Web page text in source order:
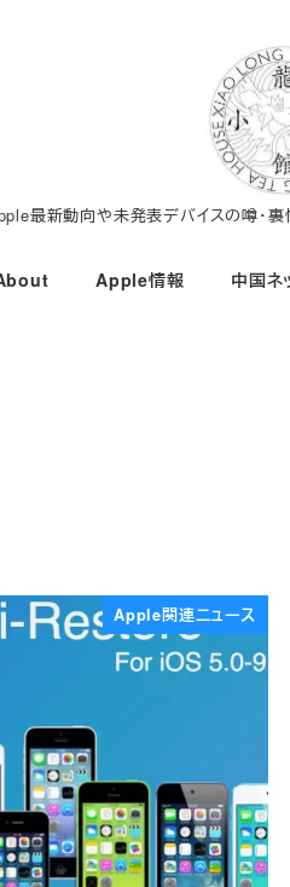
最新動向や未発表デバイスの噂・裏
Apple情報 中国ネ
Apple関連ニュース